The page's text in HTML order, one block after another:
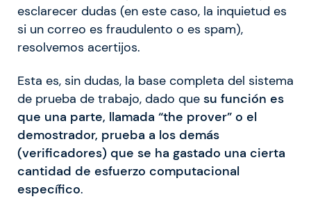
esclarecer dudas (en este caso, la inquietud es
si un correo es fraudulento o es spam),
resolvemos acertijos.
Esta es, sin dudas, la base completa del sistema
de prueba de trabajo, dado que su función es
que una parte, llamada “the prover” o el
demostrador, prueba a los demás
(verificadores) que se ha gastado una cierta
cantidad de esfuerzo computacional
específico.